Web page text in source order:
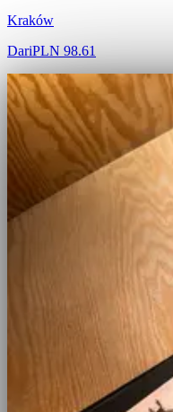
Kraków
DariPLN 98.61